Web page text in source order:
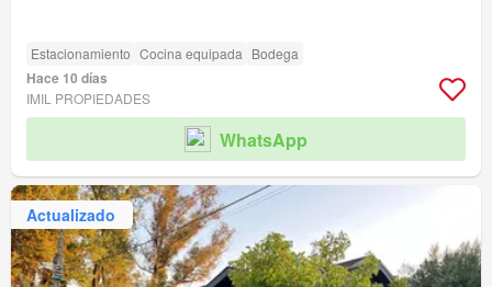
Estacionamiento Cocina equipada Bodega
Hace 10 días
IMIL PROPIEDADES
WhatsApp
Actualizado